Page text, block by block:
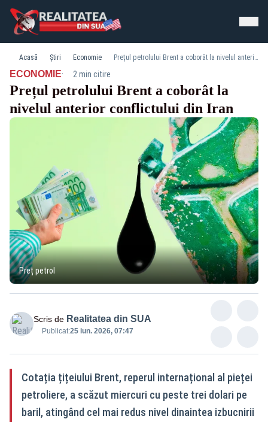
Acasă Știri Economie Prețul petrolului Brent a coborât la nivelul anterior conflictului din Iran
ECONOMIE· 2 min citire
Prețul petrolului Brent a coborât la
nivelul anterior conflictului din Iran
Preț petrol
Scris de Realitatea din SUA
Publicat:25 iun. 2026, 07:47
Cotația țițeiului Brent, reperul internațional al pieței
petroliere, a scăzut miercuri cu peste trei dolari pe
baril, atingând cel mai redus nivel dinaintea izbucnirii